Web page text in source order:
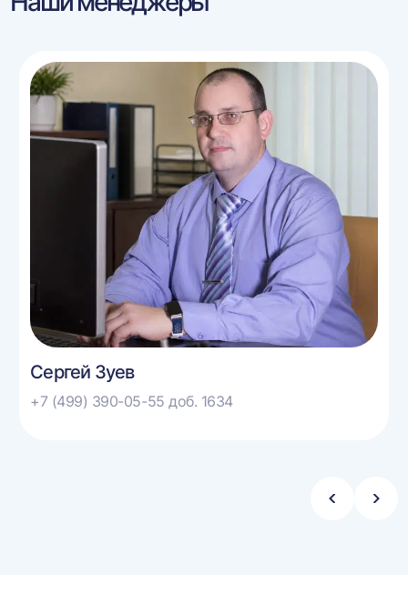
Сергей Зуев
+7 (499) 390-05-55 доб. 1634
Стрелка